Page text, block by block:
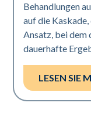
Behandlungen
auf die
Ansatz, bei dem
dauerhafte
LESEN SIE